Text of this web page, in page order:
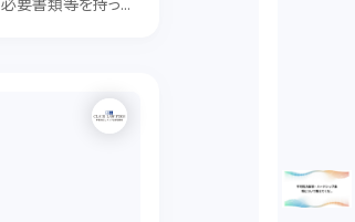
要書類等を持って